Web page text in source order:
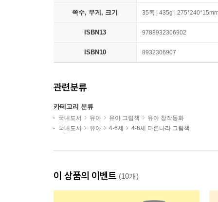
쪽수, 무게, 크기 35쪽 | 435g |
ISBN13 9788932306902
ISBN10 8932306907
관련분류
카테고리 분류
국내도서 유아 유아 그림책
유아 창작동화
국내도서
유아 4-6세 4-6세 다른나라 그림책
이 상품의 이벤트 (10개)